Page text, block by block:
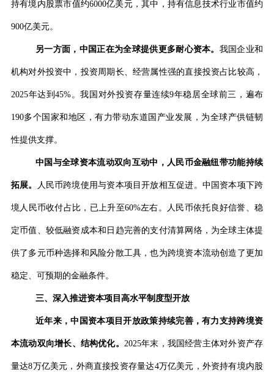
持有境内股票市值约6000亿美元，其中，持有信息技术行业市值约
900亿美元。
另一方面，中国正在为全球提供更多耐心资本。 我国企业和
机构对外投资中，投资周期长、经营属性强的直接投资占比较高，
2025年达到45%。我国对外投资存量连续9年稳居全球前三，遍布
190多个国家和地区，有力带动东道国产业发展，为全球产供链韧
性提供支撑。
中国与全球资本流动双向互动中，人民币金融纽带功能持续
拓展。 人民币跨境使用与资本项目开放相互促进。中国资本项下跨
境人民币收付占比，已上升至60%左右。人民币依托良好信誉、稳
定币值、较低融资成本和日趋完善的支付清算网络，为全球主体提
供了多元币种选择和风险分散工具，也为跨境资本流动创造了更加
稳定、可预期的金融条件。
三、深入推进资本项目高水平制度型开放
近年来，中国资本项目开放政策持续完善，有力支持跨境资
本流动双向增长、结构优化。 2025年末，我国经营主体对外资产存
量达8万亿美元，外商直接投资存量达4万亿美元，外资持有境内股